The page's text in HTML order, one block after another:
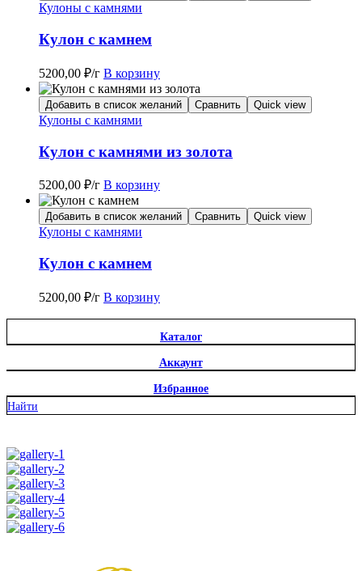
Кулоны с камнями
Кулон с камнем
5200,00 ₽/г В корзину
Добавить в список желаний Сравнить Quick view
Кулоны с камнями
Кулон с камнями из золота
5200,00 ₽/г В корзину
Добавить в список желаний Сравнить Quick view
Кулоны с камнями
Кулон с камнем
5200,00 ₽/г В корзину
Каталог
Аккаунт
Избранное
Найти